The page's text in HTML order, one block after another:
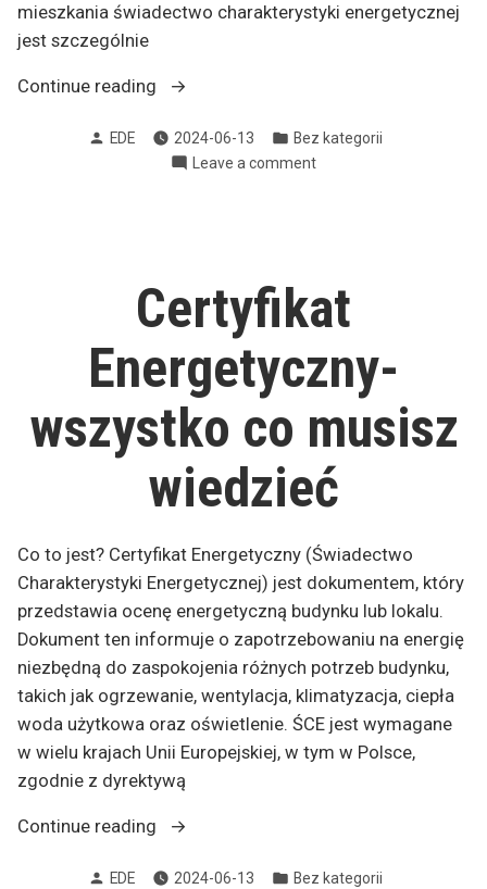
mieszkania świadectwo charakterystyki energetycznej
jest szczególnie
Continue reading
„Sprzedaż
a
świadectwo
Posted
EDE 2024-06-13
Posted
in
Bez kategorii
Leave a commenton
energetycznej
Certyfikat
Energetyczny-
wszystko co musisz
wiedzieć
Co to jest? Certyfikat Energetyczny (Świadectwo
Charakterystyki Energetycznej) jest dokumentem, który
przedstawia ocenę energetyczną budynku lub lokalu.
Dokument ten informuje o zapotrzebowaniu na energię
niezbędną do zaspokojenia różnych potrzeb budynku,
takich jak ogrzewanie, wentylacja, klimatyzacja, ciepła
woda użytkowa oraz oświetlenie. ŚCE jest wymagane
w wielu krajach Unii Europejskiej, w tym w Polsce,
zgodnie z dyrektywą
Continue reading
„Certyfikat
wszystko
Posted
EDE 2024-06-13 Posted
Bez kategorii